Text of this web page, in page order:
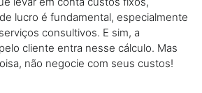
lucro é fundamental, especialmente
consultivos. E sim, a
cliente entra nesse cálculo. Mas
não negocie com seus custos!